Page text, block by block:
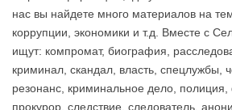
нас вы найдете много материалов на
коррупции, экономики и т.д. Вместе с
ищут: компромат, биография,
криминал, скандал, власть, спецлужбы,
резонанс, криминальное дело, полиция,
прокурор, следствие, следователь,